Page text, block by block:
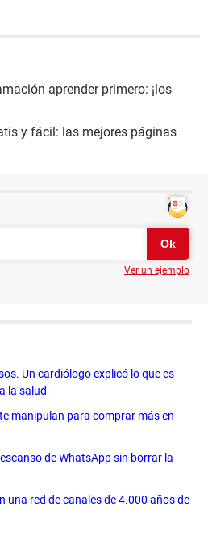
aprender primero: ¡los
y fácil: las mejores páginas
Ver un ejemplo
Un cardiólogo explicó lo que es
la salud
manipulan para comprar más en
de WhatsApp sin borrar la
una red de canales de 4.000 años de